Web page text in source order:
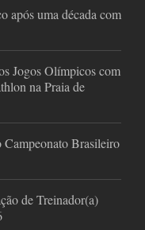
após uma década com
Jogos Olímpicos com
na Praia de
Campeonato Brasileiro
de Treinador(a)